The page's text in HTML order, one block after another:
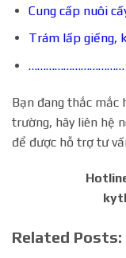
Cung cấp nuôi
Trám lấp giếng,
……………………………
Bạn đang thắc mắc
trường, hãy liên hệ
để được hỗ trợ tư
Related Posts: